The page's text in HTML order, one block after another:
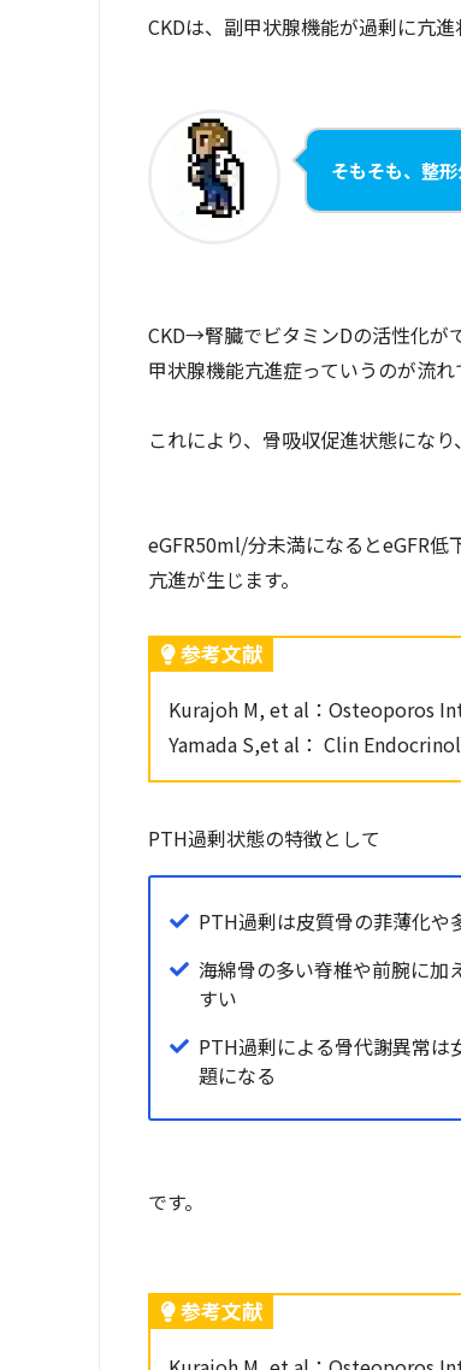
CKDは、副甲状腺機能が過剰に亢
そもそも、整
CKD→腎臓でビタミンDの活性化
甲状腺機能亢進症っていうのが流
これにより、骨吸収促進状態になり
eGFR50ml/分未満になるとeGFR
亢進が生じます。
参考文献
Kurajoh M, et al：Osteoporos
Yamada S,et al： Clin
PTH過剰状態の特徴として
PTH過剰は皮質骨の菲薄化や
海綿骨の多い脊椎や前腕に加
すい
PTH過剰による骨代謝異常は
題になる
です。
参考文献